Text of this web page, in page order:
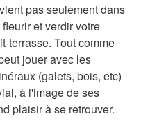
pas seulement dans
et verdir votre
terrasse. Tout comme
jouer avec les
(galets, bois, etc)
à l'image de ses
plaisir à se retrouver.